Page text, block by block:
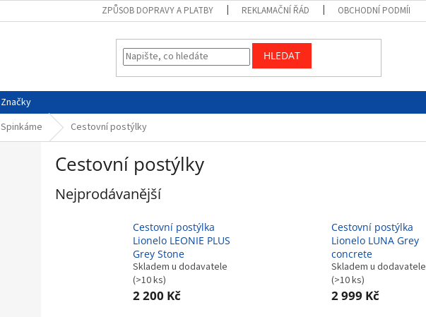
ZPŮSOB DOPRAVY A PLATBY REKLAMAČNÍ ŘÁD OBCHODNÍ PODMÍNKY
HLEDAT
Značky
Spinkáme Cestovní postýlky
Cestovní postýlky
Nejprodávanější
Cestovní postýlka
Lionelo LEONIE PLUS
Grey Stone
Skladem u dodavatele
(>10 ks)
2 200 Kč
Cestovní postýlka
Lionelo LUNA Grey
concrete
Skladem u dodavatele
(>10 ks)
2 999 Kč